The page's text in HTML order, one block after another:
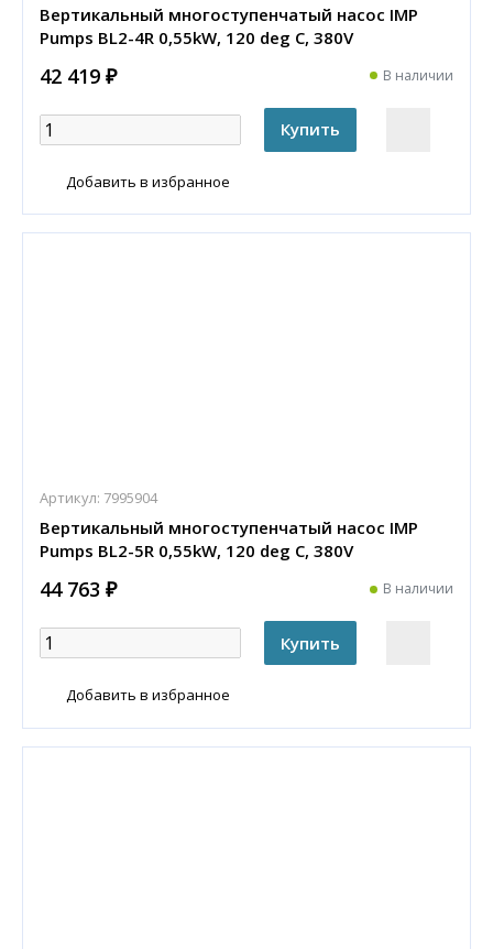
Вертикальный многоступенчатый насос IMP
Pumps BL2-4R 0,55kW, 120 deg C, 380V
42 419 ₽ В наличии
Добавить в избранное
Артикул: 7995904
Вертикальный многоступенчатый насос IMP
Pumps BL2-5R 0,55kW, 120 deg C, 380V
44 763 ₽ В наличии
Добавить в избранное